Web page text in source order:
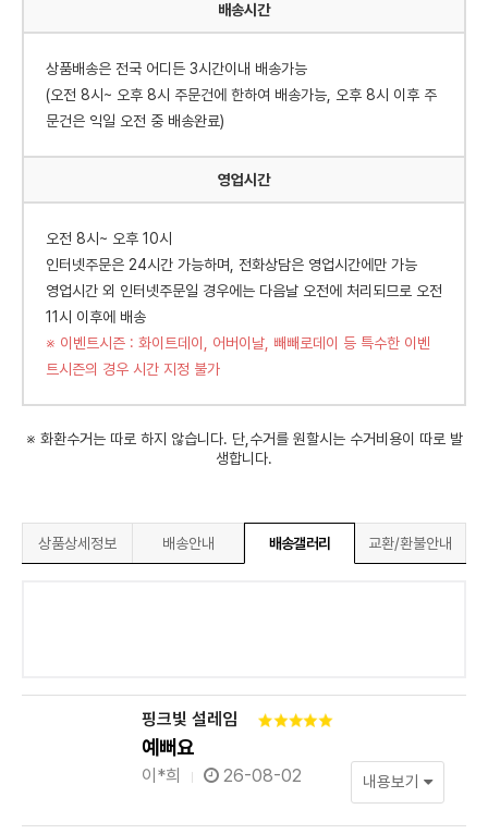
배송시간
상품배송은 전국 어디든 3시간이내 배송가능
(오전 8시~ 오후 8시 주문건에 한하여 배송가능, 오후 8시 이후 주
문건은 익일 오전 중 배송완료)
영업시간
오전 8시~ 오후 10시
인터넷주문은 24시간 가능하며, 전화상담은 영업시간에만 가능
영업시간 외 인터넷주문일 경우에는 다음날 오전에 처리되므로 오전
11시 이후에 배송
※ 이벤트시즌 : 화이트데이, 어버이날, 빼빼로데이 등 특수한 이벤
트시즌의 경우 시간 지정 불가
※ 화환수거는 따로 하지 않습니다. 단,수거를 원할시는 수거비용이 따로 발
생합니다.
상품상세정보 배송안내 배송갤러리 교환/환불안내
핑크빛 설레임
예뻐요
이*희 26-08-02 내용보기